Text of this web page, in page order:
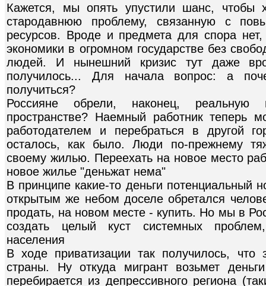
Кажется, мы опять упустили шанс, чтобы
стародавнюю проблему, связанную с
ресурсов. Вроде и предмета для спора
экономики в огромном государстве без
людей. И нынешний кризис тут даже
получилось... Для начала вопрос: а
получиться?
Россияне обрели, наконец, реальную
пространстве? Наемный работник теперь
работодателем и перебраться в другой
осталось, как было. Люди по-прежнему
своему жилью. Переехать на новое место
новое жилье "деньжат нема"
В принципе какие-то деньги потенциальный
открытым же небом доселе обретался
продать, на новом месте - купить. Но мы в
создать целый куст системных
населения
В ходе приватизации так получилось,
страны. Ну откуда мигрант возьмет
перебирается из депрессивного региона